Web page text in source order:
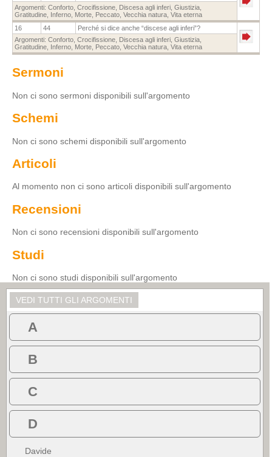
Argomenti: Conforto Crocifissione Discesa agli inferi Giustizia
Gratitudine Inferno Morte Peccato Vecchia natura Vita eterna
16
44
Perché si dice anche “discese agli inferi”?
Argomenti: Conforto Crocifissione Discesa agli inferi Giustizia
Gratitudine Inferno Morte Peccato Vecchia natura Vita eterna
Sermoni
Non ci sono sermoni disponibili sull'argomento
Schemi
Non ci sono schemi disponibili sull'argomento
Articoli
Al momento non ci sono articoli disponibili sull'argomento
Recensioni
Non ci sono recensioni disponibili sull'argomento
Studi
Non ci sono studi disponibili sull'argomento
VEDI TUTTI GLI ARGOMENTI
A
B
C
D
Davide